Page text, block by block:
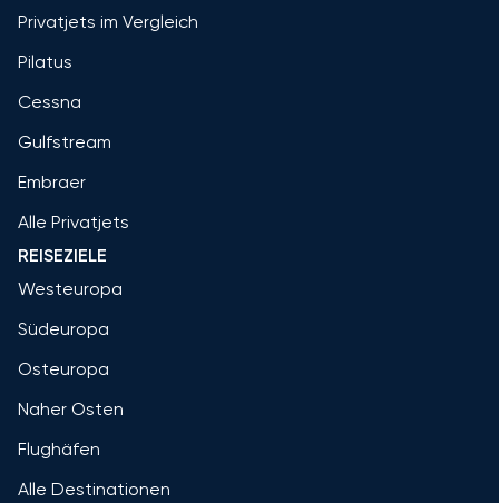
Privatjets im Vergleich
Pilatus
Cessna
Gulfstream
Embraer
Alle Privatjets
REISEZIELE
Westeuropa
Südeuropa
Osteuropa
Naher Osten
Flughäfen
Alle Destinationen